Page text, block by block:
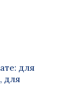
для
для